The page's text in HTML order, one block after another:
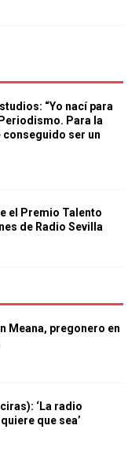
“Yo nací para
Para la
conseguido ser un
el Premio Talento
de Radio Sevilla
Meana, pregonero en
‘La radio
que sea’